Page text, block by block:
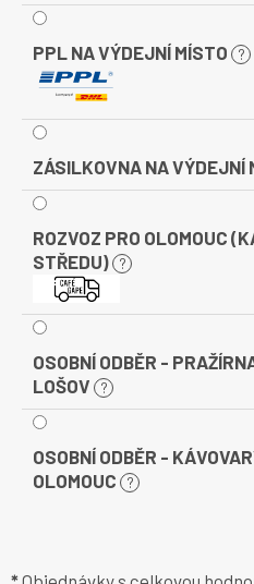
PPL NA VÝDEJNÍ MÍSTO ?
ZÁSILKOVNA NA VÝDEJNÍ
ROZVOZ PRO OLOMOUC
STŘEDU) ?
OSOBNÍ ODBĚR -
LOŠOV
?
OSOBNÍ ODBĚR -
OLOMOUC
?